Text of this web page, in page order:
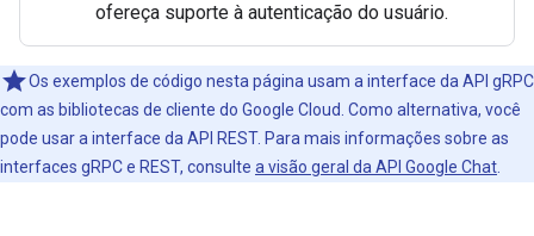
ofereça suporte à autenticação do usuário.
Os exemplos de código nesta página usam a interface da API gRPC
com as bibliotecas de cliente do Google Cloud. Como alternativa, você
pode usar a interface da API REST. Para mais informações sobre as
interfaces gRPC e REST, consulte a visão geral da API Google Chat